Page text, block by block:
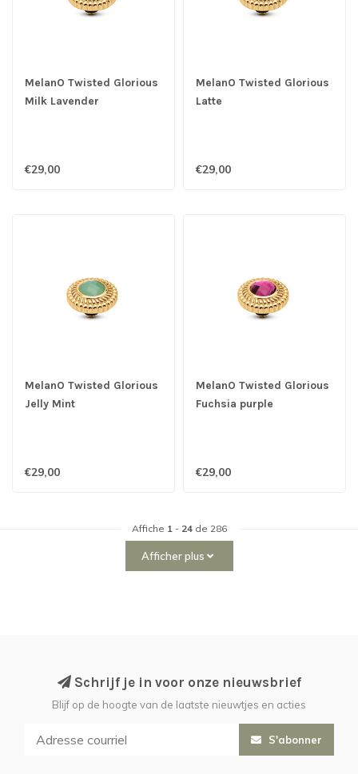
MelanO Twisted Glorious
Milk Lavender
€29,00
MelanO Twisted Glorious
Latte
€29,00
MelanO Twisted Glorious
Jelly Mint
€29,00
MelanO Twisted Glorious
Fuchsia purple
€29,00
Affiche 1- 24de 286
Afficher plus
Schrijf je in voor onze nieuwsbrief
Blijf op de hoogte van de laatste nieuwtjes en acties
S'abonner